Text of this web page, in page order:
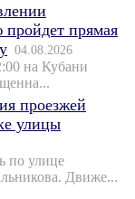
пройдет прямая
04.08.2026
на Кубани
проезжей
улицы
по улице
Движе...